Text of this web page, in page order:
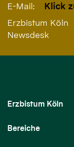
E-Mail:
Klick
Erzbistum Köln
Newsdesk
Erzbistum Köln
Bereiche